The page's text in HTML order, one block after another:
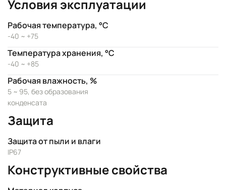
Условия эксплуатации
Рабочая температура, °C
-40 ~ +75
Температура хранения, °C
-40 ~ +85
Рабочая влажность, %
5 ~ 95, без образования
конденсата
Защита
Защита от пыли и влаги
IP67
Конструктивные свойства